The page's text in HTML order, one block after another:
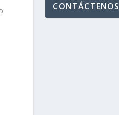
CONTÁCTENOS